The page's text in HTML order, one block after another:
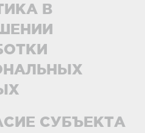
В
СУБЪЕКТА